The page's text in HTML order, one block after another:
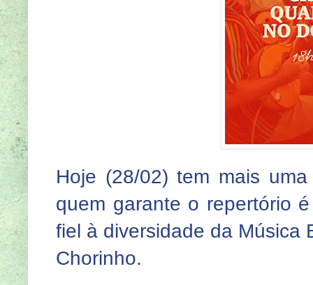
Hoje (28/02) tem mais
quem garante o repertório
fiel à diversidade da Música
Chorinho.